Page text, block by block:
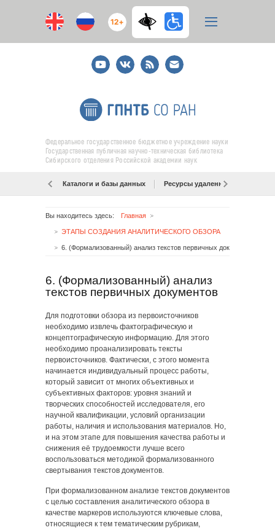
12+
YoutubeВКонтакте
RSS
E-
mail
подписка
Федеральное государственное бюджетное учреждение науки
Государственная публичная научно-техническая библиотека
Сибирского отделения Российской академии наук
Каталоги и базы данных Ресурсы удаленного доступа
Вы находитесь здесь: Главная
ЭТАПЫ СОЗДАНИЯ АНАЛИТИЧЕСКОГО ОБЗОРА
6. (Формализованный) анализ
текстов первичных документов
Для подготовки обзора из первоисточников
необходимо извлечь фактографическую и
концептографическую информацию. Для этого
необходимо проанализировать тексты
первоисточников. Фактически, с этого момента
начинается индивидуальный процесс работы,
который зависит от многих объективных и
субъективных факторов: уровня знаний и
творческих способностей исследователя, его
научной квалификации, условий организации
работы, наличия и использования материалов. Но,
и на этом этапе для повышения качества работы и
снижения её трудоемкости лучше всего
воспользоваться методикой формализованного
свертывания текстов документов.
При формализованном анализе текстов документов
с целью составления аналитического обзора в
качестве маркеров используются ключевые слова,
относящиеся к тем тематическим рубрикам,